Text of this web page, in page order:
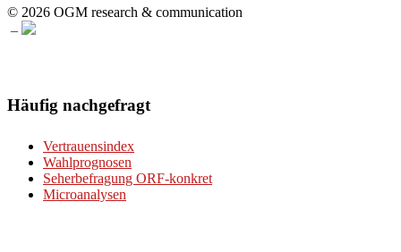
© 2026 OGM research & communication
–
Häufig nachgefragt
Vertrauensindex
Wahlprognosen
Seherbefragung ORF-konkret
Microanalysen